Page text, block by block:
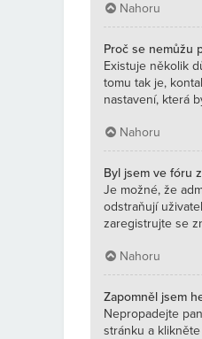
Nahoru
Proč se nemůžu
Existuje několik
tomu tak je,
nastavení, která
Nahoru
Byl jsem ve fóru
Je možné, že
odstraňují
zaregistrujte se
Nahoru
Zapomněl jsem
Nepropadejte
stránku a